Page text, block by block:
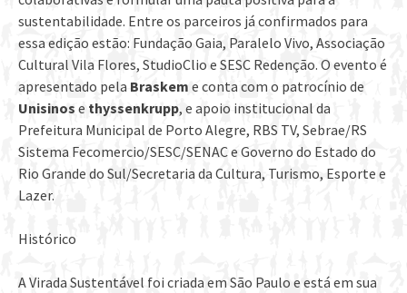
sustentabilidade. Entre os parceiros já confirmados para
essa edição estão: Fundação Gaia, Paralelo Vivo, Associação
Cultural Vila Flores, StudioClio e SESC Redenção. O evento é
apresentado pela Braskem e conta com o patrocínio de
Unisinos e thyssenkrupp, e apoio institucional da
Prefeitura Municipal de Porto Alegre, RBS TV, Sebrae/RS
Sistema Fecomercio/SESC/SENAC e Governo do Estado do
Rio Grande do Sul/Secretaria da Cultura, Turismo, Esporte e
Lazer.
Histórico
A Virada Sustentável foi criada em São Paulo e está em sua